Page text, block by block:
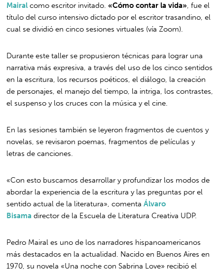
Mairal como escritor invitado.«Cómo contar la vida» , fue el
título del curso intensivo dictado por el escritor trasandino, el
cual se dividió en cinco sesiones virtuales (vía Zoom).
Durante este taller se propusieron técnicas para lograr una
narrativa más expresiva, a través del uso de los cinco sentidos
en la escritura, los recursos poéticos, el diálogo, la creación
de personajes, el manejo del tiempo, la intriga, los contrastes,
el suspenso y los cruces con la música y el cine.
En las sesiones también se leyeron fragmentos de cuentos y
novelas, se revisaron poemas, fragmentos de películas y
letras de canciones.
«Con esto buscamos desarrollar y profundizar los modos de
abordar la experiencia de la escritura y las preguntas por el
sentido actual de la literatura», comentaÁlvaro
Bisama director de la Escuela de Literatura Creativa UDP.
Pedro Mairal es uno de los narradores hispanoamericanos
más destacados en la actualidad. Nacido en Buenos Aires en
1970, su novela «Una noche con Sabrina Love» recibió el